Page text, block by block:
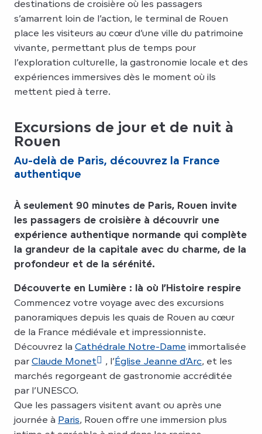
destinations de croisière où les passagers
s’amarrent loin de l’action, le terminal de Rouen
place les visiteurs au cœur d’une ville du patrimoine
vivante, permettant plus de temps pour
l’exploration culturelle, la gastronomie locale et des
expériences immersives dès le moment où ils
mettent pied à terre.
Excursions de jour et de nuit à
Rouen
Au-delà de Paris, découvrez la France
authentique
À seulement 90 minutes de Paris, Rouen invite
les passagers de croisière à découvrir une
expérience authentique normande qui complète
la grandeur de la capitale avec du charme, de la
profondeur et de la sérénité.
Découverte en Lumière : là où l’Histoire respire
Commencez votre voyage avec des excursions
panoramiques depuis les quais de Rouen au cœur
de la France médiévale et impressionniste.
Découvrez la Cathédrale Notre-Dame immortalisée
par Claude Monet , l’Église Jeanne d’Arc, et les
marchés regorgeant de gastronomie accréditée
par l’UNESCO.
Que les passagers visitent avant ou après une
journée à Paris, Rouen offre une immersion plus